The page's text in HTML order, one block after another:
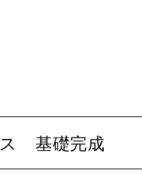
TREK
トキドキを愉しむ平屋
基礎完成